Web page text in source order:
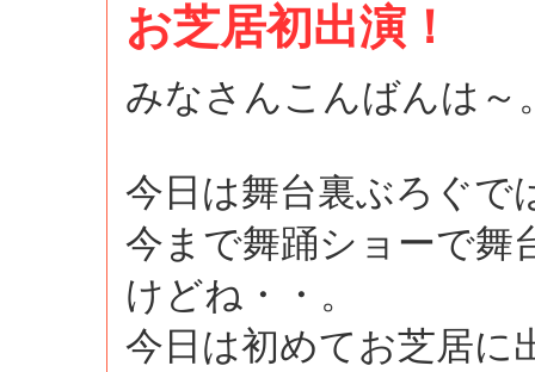
お芝居初出演！
みなさんこんばんは～
今日は舞台裏ぶろぐで
今まで舞踊ショーで舞
けどね・・。
今日は初めてお芝居に